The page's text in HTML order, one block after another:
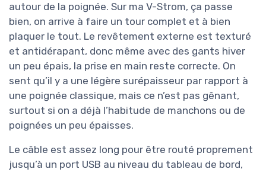
autour de la poignée. Sur ma V-Strom, ça passe
bien, on arrive à faire un tour complet et à bien
plaquer le tout. Le revêtement externe est texturé
et antidérapant, donc même avec des gants hiver
un peu épais, la prise en main reste correcte. On
sent qu’il y a une légère surépaisseur par rapport à
une poignée classique, mais ce n’est pas gênant,
surtout si on a déjà l’habitude de manchons ou de
poignées un peu épaisses.
Le câble est assez long pour être routé proprement
jusqu’à un port USB au niveau du tableau de bord,